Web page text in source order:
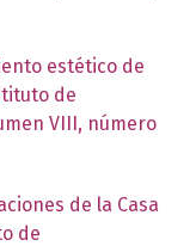
estético de
de
VIII, número
de la Casa
de